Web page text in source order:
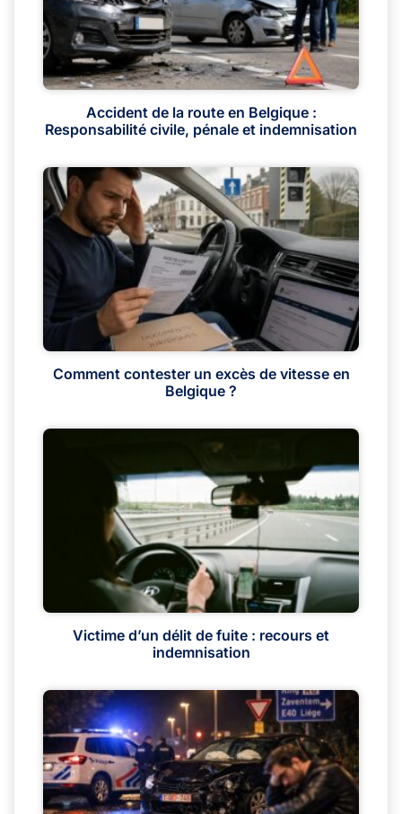
Accident de la route en Belgique :
Responsabilité civile, pénale et indemnisation
Comment contester un excès de vitesse en
Belgique ?
Victime d’un délit de fuite : recours et
indemnisation